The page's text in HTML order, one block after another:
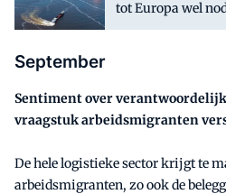
tot Europa wel
September
Sentiment over
vraagstuk arbeidsmigranten
De hele logistieke sector krijgt te
arbeidsmigranten, zo ook de